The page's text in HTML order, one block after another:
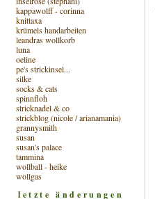
kappawolff - corinna
knittaxa
krümels handarbeiten
leandras wollkorb
luna
oeline
pe's strickinsel...
silke
socks & cats
spinnfloh
stricknadel & co
strickblog (nicole / arianamania)
grannysmith
susan
susan's palace
tammina
wollball - heike
wollgas
letzte änderungen